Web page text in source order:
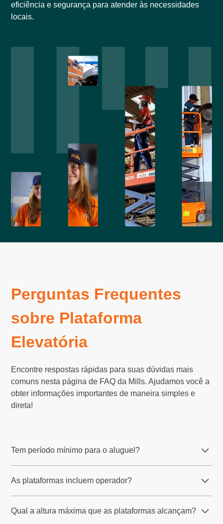
eficiência e segurança para atender às necessidades
locais.
Perguntas Frequentes
sobre Plataforma
Elevatória
Encontre respostas rápidas para suas dúvidas mais
comuns nesta página de FAQ da Mills. Ajudamos você a
obter informações importantes de maneira simples e
direta!
Tem período mínimo para o aluguel?
consultar as regras da sua região.
As plataformas incluem operador?
sem operador. No entanto, a Mills oferece treinamento
Qual a altura máxima que as plataformas alcançam?